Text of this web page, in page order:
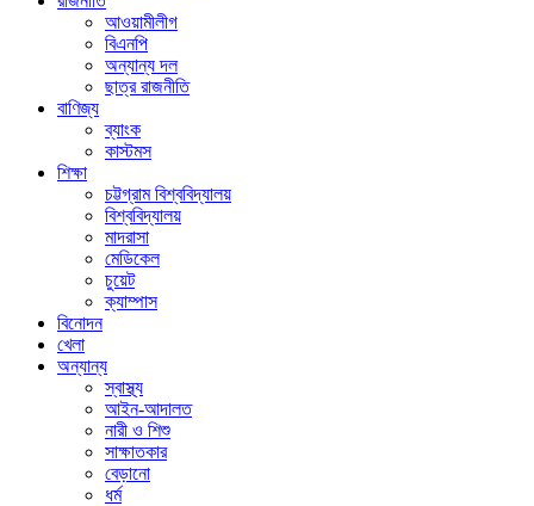
আওয়ামীলীগ
বিএনপি
অন্যান্য দল
ছাত্র রাজনীতি
বাণিজ্য
ব্যাংক
কাস্টমস
শিক্ষা
চট্টগ্রাম বিশ্ববিদ্যালয়
বিশ্ববিদ্যালয়
মাদরাসা
মেডিকেল
চুয়েট
ক্যাম্পাস
বিনোদন
খেলা
অন্যান্য
স্বাস্থ্য
আইন-আদালত
নারী ও শিশু
সাক্ষাতকার
বেড়ানো
ধর্ম